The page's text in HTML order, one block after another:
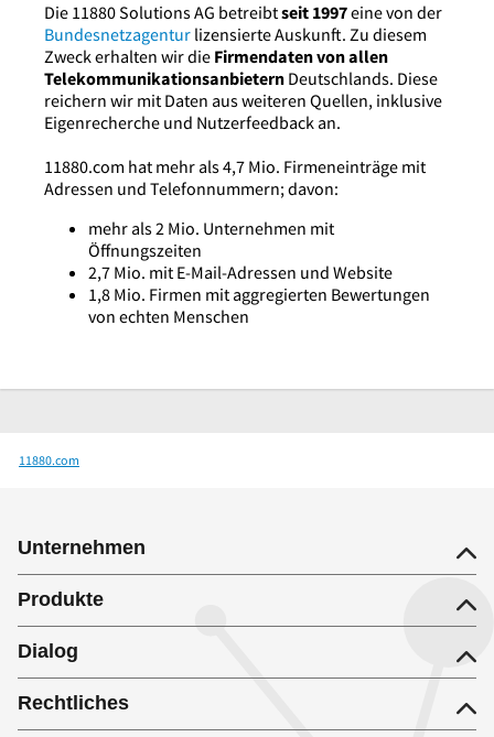
Die 11880 Solutions AG betreibtseit 1997eine von der
Bundesnetzagentur lizensierte Auskunft. Zu diesem
Zweck erhalten wir die Firmendaten von allen
Telekommunikationsanbietern Deutschlands. Diese
reichern wir mit Daten aus weiteren Quellen, inklusive
Eigenrecherche und Nutzerfeedback an.
11880.com hat mehr als 4,7 Mio. Firmeneinträge mit
Adressen und Telefonnummern; davon:
mehr als 2 Mio. Unternehmen mit
Öffnungszeiten
2,7 Mio. mit E-Mail-Adressen und Website
1,8 Mio. Firmen mit aggregierten Bewertungen
von echten Menschen
11880.com
Unternehmen
Produkte
Dialog
Rechtliches